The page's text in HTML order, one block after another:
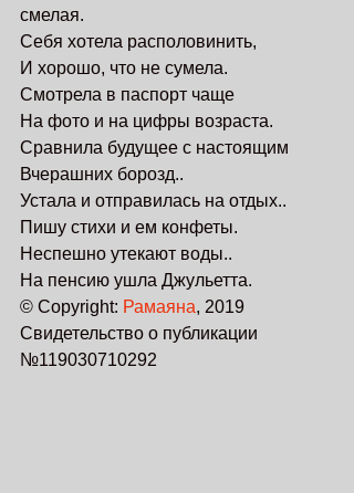
смелая.
Себя хотела располовинить,
И хорошо, что не сумела.
Смотрела в паспорт чаще
На фото и на цифры возраста.
Сравнила будущее с настоящим
Вчерашних борозд..
Устала и отправилась на отдых..
Пишу стихи и ем конфеты.
Неспешно утекают воды..
На пенсию ушла Джульетта.
© Copyright: Рамаяна, 2019
Свидетельство о публикации
№119030710292